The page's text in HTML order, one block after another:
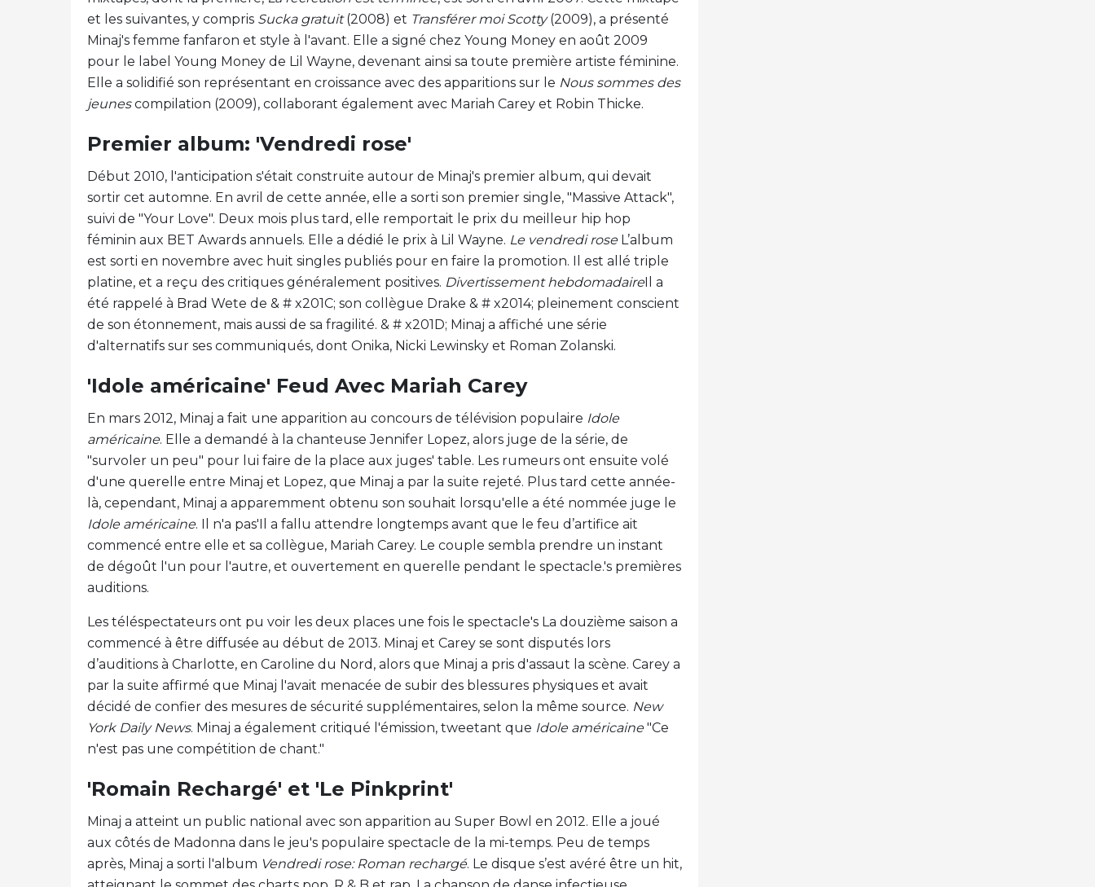
et les suivantes, y compris Sucka gratuit(2008) et Transférer moi Scotty(2009), a présenté
Minaj's femme fanfaron et style à l'avant. Elle a signé chez Young Money en août 2009
pour le label Young Money de Lil Wayne, devenant ainsi sa toute première artiste féminine.
Elle a solidifié son représentant en croissance avec des apparitions sur le Nous sommes des
jeunescompilation (2009), collaborant également avec Mariah Carey et Robin Thicke.
Premier album: 'Vendredi rose'
Début 2010, l'anticipation s'était construite autour de Minaj's premier album, qui devait
sortir cet automne. En avril de cette année, elle a sorti son premier single, "Massive Attack",
suivi de "Your Love". Deux mois plus tard, elle remportait le prix du meilleur hip hop
féminin aux BET Awards annuels. Elle a dédié le prix à Lil Wayne. Le vendredi roseL’album
est sorti en novembre avec huit singles publiés pour en faire la promotion. Il est allé triple
platine, et a reçu des critiques généralement positives. Divertissement hebdomadaireIl a
été rappelé à Brad Wete de & # x201C; son collègue Drake & # x2014; pleinement conscient
de son étonnement, mais aussi de sa fragilité. & # x201D; Minaj a affiché une série
d'alternatifs sur ses communiqués, dont Onika, Nicki Lewinsky et Roman Zolanski.
'Idole américaine' Feud Avec Mariah Carey
En mars 2012, Minaj a fait une apparition au concours de télévision populaire Idole
américaine. Elle a demandé à la chanteuse Jennifer Lopez, alors juge de la série, de
"survoler un peu" pour lui faire de la place aux juges' table. Les rumeurs ont ensuite volé
d'une querelle entre Minaj et Lopez, que Minaj a par la suite rejeté. Plus tard cette année-
là, cependant, Minaj a apparemment obtenu son souhait lorsqu'elle a été nommée juge le
Idole américaine. Il n'a pas'Il a fallu attendre longtemps avant que le feu d’artifice ait
commencé entre elle et sa collègue, Mariah Carey. Le couple sembla prendre un instant
de dégoût l'un pour l'autre, et ouvertement en querelle pendant le spectacle.'s premières
auditions.
Les téléspectateurs ont pu voir les deux places une fois le spectacle's La douzième saison a
commencé à être diffusée au début de 2013. Minaj et Carey se sont disputés lors
d’auditions à Charlotte, en Caroline du Nord, alors que Minaj a pris d'assaut la scène. Carey a
par la suite affirmé que Minaj l'avait menacée de subir des blessures physiques et avait
décidé de confier des mesures de sécurité supplémentaires, selon la même source. New
York Daily News. Minaj a également critiqué l'émission, tweetant que Idole américaine"Ce
n'est pas une compétition de chant."
'Romain Rechargé' et 'Le Pinkprint'
Minaj a atteint un public national avec son apparition au Super Bowl en 2012. Elle a joué
aux côtés de Madonna dans le jeu's populaire spectacle de la mi-temps. Peu de temps
après, Minaj a sorti l'album Vendredi rose: Roman rechargé. Le disque s’est avéré être un hit,